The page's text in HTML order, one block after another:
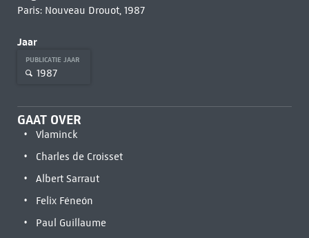
Paris: Nouveau Drouot, 1987
Jaar
PUBLICATIE JAAR
1987
GAAT OVER
Vlaminck
Charles de Croisset
Albert Sarraut
Felix Féneón
Paul Guillaume